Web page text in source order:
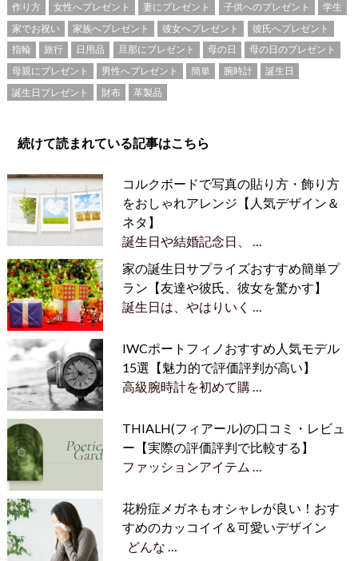
作り方
女性へプレゼント 妻にプレゼント 子供へのプレゼント
学生
家でお祝い
家族へプレゼント 彼女へプレゼント
彼氏へプレゼント
指輪
旅行 日用品 旦那にプレゼント 母の日
母の日のプレゼント
母親にプレゼント
男性へプレゼント 簡単 腕時計
誕生日
誕生日プレゼント
財布 革製品
続けて読まれている記事はこちら
コルクボードで写真の貼り方・飾り方
をおしゃれアレンジ【人気デザイン＆
ネタ】
誕生日や結婚記念日、 …
家の誕生日サプライズおすすめ簡単プ
ラン【友達や彼氏、彼女を驚かす】
誕生日は、やはりいく …
IWCポートフィノおすすめ人気モデル
15選【魅力的で評価評判が高い】
高級腕時計を初めて購 …
THIALH(フィアール)の口コミ・レビュ
ー【実際の評価評判で比較する】
ファッションアイテム …
花粉症メガネもオシャレが良い！おす
すめのカッコイイ＆可愛いデザイン
どんな …